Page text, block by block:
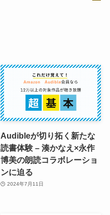
Audibleが切り拓く新たな
読書体験 – 湊かなえ×永作
博美の朗読コラボレーショ
ンに迫る
2024年7月11日